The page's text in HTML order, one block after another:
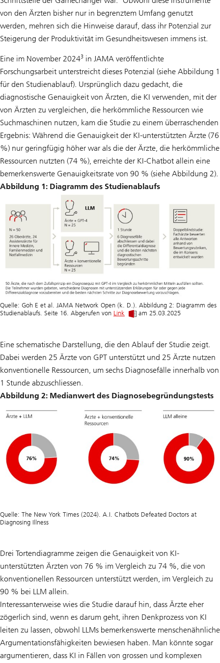
von den Ärzten bisher nur in begrenztem Umfang genutzt
werden, mehren sich die Hinweise darauf, dass ihr Potenzial zur
Steigerung der Produktivität im Gesundheitswesen immens ist.
Eine im November 20243 in JAMA veröffentlichte
Forschungsarbeit unterstreicht dieses Potenzial (siehe Abbildung 1
für den Studienablauf). Ursprünglich dazu gedacht, die
diagnostische Genauigkeit von Ärzten, die KI verwenden, mit der
von Ärzten zu vergleichen, die herkömmliche Ressourcen wie
Suchmaschinen nutzen, kam die Studie zu einem überraschenden
Ergebnis: Während die Genauigkeit der KI-unterstützten Ärzte (76
%) nur geringfügig höher war als die der Ärzte, die herkömmliche
Ressourcen nutzten (74 %), erreichte der KI-Chatbot allein eine
bemerkenswerte Genauigkeitsrate von 90 % (siehe Abbildung 2).
Abbildung 1: Diagramm des Studienablaufs
Quelle: Goh E et al. JAMA Network Open (k. D.). Abbildung 2: Diagramm des
Studienablaufs. Seite 16. Abgerufen von Link am 25.03.2025
Eine schematische Darstellung, die den Ablauf der Studie zeigt.
Dabei werden 25 Ärzte von GPT unterstützt und 25 Ärzte nutzen
konventionelle Ressourcen, um sechs Diagnosefälle innerhalb von
1 Stunde abzuschliessen.
Abbildung 2: Medianwert des Diagnosebegründungstests
Quelle: The New York Times (2024). A.I. Chatbots Defeated Doctors at
Diagnosing Illness
Drei Tortendiagramme zeigen die Genauigkeit von KI-
unterstützten Ärzten von 76 % im Vergleich zu 74 %, die von
konventionellen Ressourcen unterstützt werden, im Vergleich zu
90 % bei LLM allein.
Interessanterweise wies die Studie darauf hin, dass Ärzte eher
zögerlich sind, wenn es darum geht, ihren Denkprozess von KI
leiten zu lassen, obwohl LLMs bemerkenswerte menschenähnliche
Argumentationsfähigkeiten bewiesen haben. Man könnte sogar
argumentieren, dass KI in Fällen von grossen und komplexen